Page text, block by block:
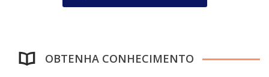
OBTENHA CONHECIMENTO